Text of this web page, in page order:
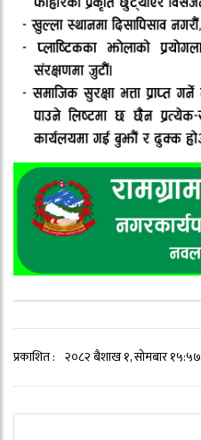
प्रकाशित : २०८२ बैशाख १, सोमबार १५:५७